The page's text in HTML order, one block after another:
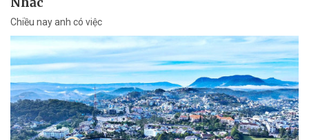
Chiều nay anh có việc